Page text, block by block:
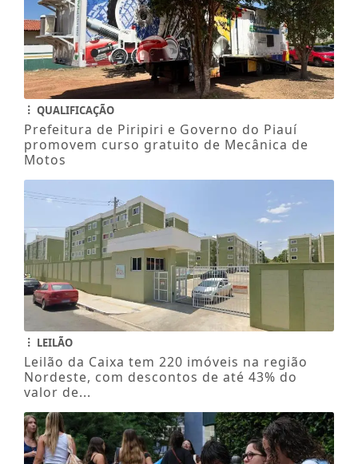
QUALIFICAÇÃO
Prefeitura de Piripiri e Governo do Piauí
promovem curso gratuito de Mecânica de
Motos
LEILÃO
Leilão da Caixa tem 220 imóveis na região
Nordeste, com descontos de até 43% do
valor de...